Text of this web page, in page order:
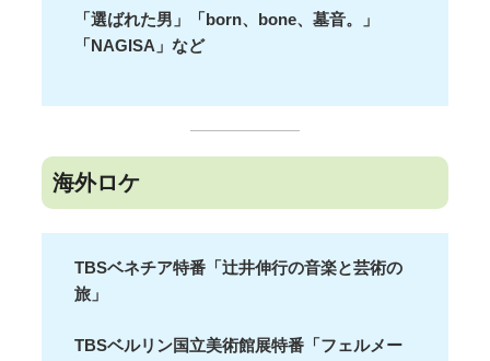
「選ばれた男」「born、bone、墓音。」
「NAGISA」など
海外ロケ
TBSベネチア特番「辻井伸行の音楽と芸術の
旅」
TBSベルリン国立美術館展特番「フェルメー